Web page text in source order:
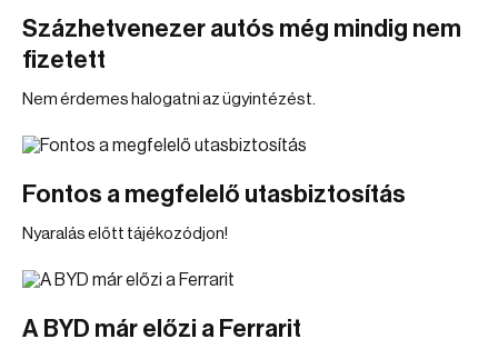
Százhetvenezer autós még mindig nem
fizetett
Nem érdemes halogatni az ügyintézést.
Fontos a megfelelő utasbiztosítás
Nyaralás előtt tájékozódjon!
A BYD már előzi a Ferrarit